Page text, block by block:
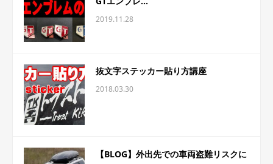
2019.11.28
抜文字ステッカー貼り方講座
2018.03.30
【BLOG】外出先での車両盗難リスクに